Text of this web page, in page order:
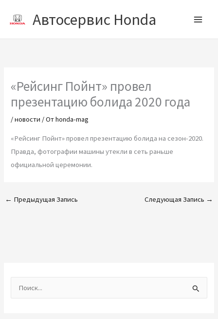
Автосервис Honda
«Рейсинг Пойнт» провел
презентацию болида 2020 года
/новости / Отhonda-mag
«Рейсинг Пойнт» провел презентацию болида на сезон-2020.
Правда, фотографии машины утекли в сеть раньше
официальной церемонии.
← Предыдущая Запись Следующая Запись →